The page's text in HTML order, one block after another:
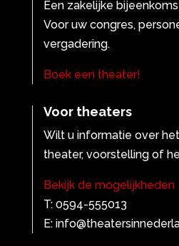
Een zakelijke
Voor uw congres,
vergadering.
Boek een theater!
Voor theaters
Wilt u informatie over
theater, voorstelling of
Bekijk de mogelijkheden
T: 0594-555013
E: